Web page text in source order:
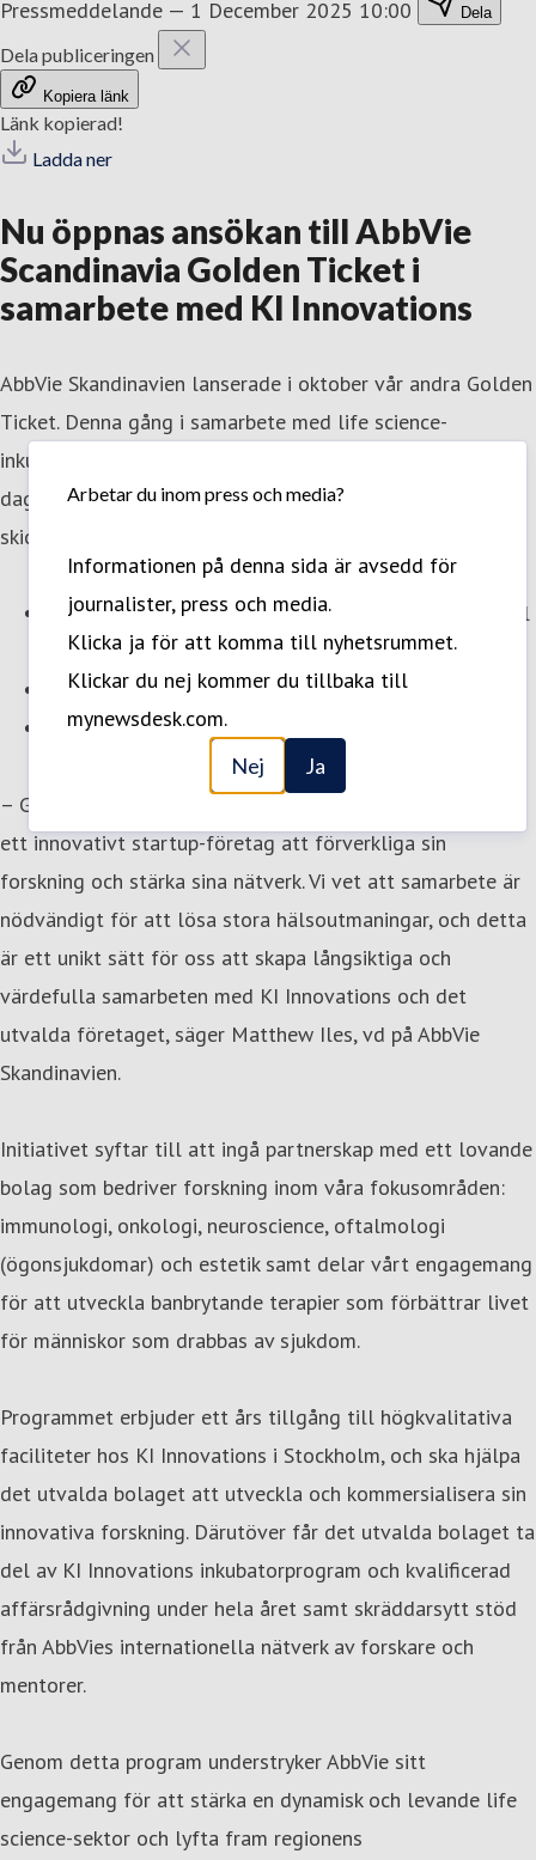
Arbetar du inom press och media?
Informationen på denna sida är avsedd för
journalister, press och media.
Klicka ja för att komma till nyhetsrummet.
Klickar du nej kommer du tillbaka till
mynewsdesk.com.
Nej Ja
Pressmeddelande — 1 December 2025 10:00 Dela
Dela publiceringen
Kopiera länk
Länk kopierad!
Ladda ner
Nu öppnas ansökan till AbbVie
Scandinavia Golden Ticket i
samarbete med KI Innovations
AbbVie Skandinavien lanserade i oktober vår andra Golden
Ticket. Denna gång i samarbete med life science-
inkubatorn Karolinska Institutet Innovations. Nu är det
dags för startup-bolag som vill delta i programmet att
skicka in sina ansökningar.
Ansökningstiden är mellan den 1 december 2025 till
den 31 januari 2026
Ansökan skickas till KI Innovations
Vinnare kommer att annonseras i april 2026
– Genom samarbetet med KI Innovations möjliggör vi för
ett innovativt startup-företag att förverkliga sin
forskning och stärka sina nätverk. Vi vet att samarbete är
nödvändigt för att lösa stora hälsoutmaningar, och detta
är ett unikt sätt för oss att skapa långsiktiga och
värdefulla samarbeten med KI Innovations och det
utvalda företaget, säger Matthew Iles, vd på AbbVie
Skandinavien.
Initiativet syftar till att ingå partnerskap med ett lovande
bolag som bedriver forskning inom våra fokusområden:
immunologi, onkologi, neuroscience, oftalmologi
(ögonsjukdomar) och estetik samt delar vårt engagemang
för att utveckla banbrytande terapier som förbättrar livet
för människor som drabbas av sjukdom.
Programmet erbjuder ett års tillgång till högkvalitativa
faciliteter hos KI Innovations i Stockholm, och ska hjälpa
det utvalda bolaget att utveckla och kommersialisera sin
innovativa forskning. Därutöver får det utvalda bolaget ta
del av KI Innovations inkubatorprogram och kvalificerad
affärsrådgivning under hela året samt skräddarsytt stöd
från AbbVies internationella nätverk av forskare och
mentorer.
Genom detta program understryker AbbVie sitt
engagemang för att stärka en dynamisk och levande life
science-sektor och lyfta fram regionens